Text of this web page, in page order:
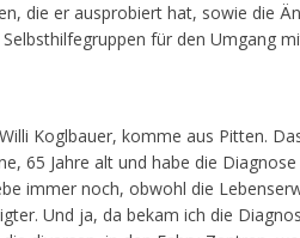
die er ausprobiert hat, sowie die
für den Umgang
Koglbauer, komme aus Pitten.
65 Jahre alt und habe die
immer noch, obwohl die
Und ja, da bekam ich die